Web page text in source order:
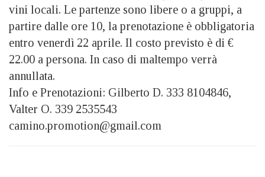
vini locali. Le partenze sono libere o a gruppi, a
partire dalle ore 10, la prenotazione è obbligatoria
entro venerdì 22 aprile. Il costo previsto è di €
22.00 a persona. In caso di maltempo verrà
annullata.
Info e Prenotazioni: Gilberto D. 333 8104846,
Valter O. 339 2535543
camino.promotion@gmail.com